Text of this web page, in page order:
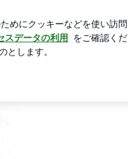
ラワー＆ラ
フラワー&ラッピング・風呂
オ